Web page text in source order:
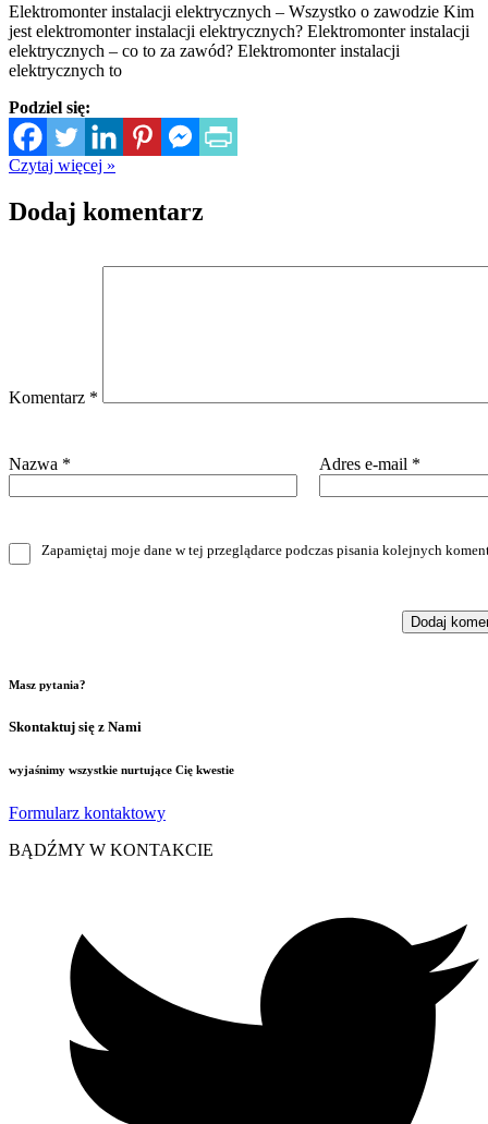
Elektromonter instalacji elektrycznych – Wszystko o zawodzie Kim
jest elektromonter instalacji elektrycznych? Elektromonter instalacji
elektrycznych – co to za zawód? Elektromonter instalacji
elektrycznych to
Podziel się:
Czytaj więcej »
Dodaj komentarz
Komentarz *
Nazwa * Adres e-mail *
Zapamiętaj moje dane w tej przeglądarce podczas pisania kolejnych
Masz pytania?
Skontaktuj się z Nami
wyjaśnimy wszystkie nurtujące Cię kwestie
Formularz kontaktowy
BĄDŹMY W KONTAKCIE